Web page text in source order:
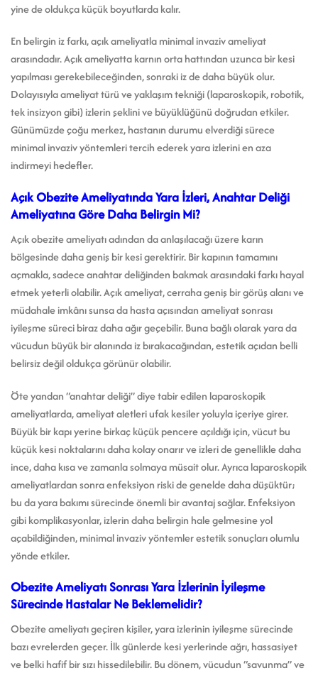
yine de oldukça küçük boyutlarda kalır.
En belirgin iz farkı, açık ameliyatla minimal invaziv ameliyat
arasındadır. Açık ameliyatta karnın orta hattından uzunca bir kesi
yapılması gerekebileceğinden, sonraki iz de daha büyük olur.
Dolayısıyla ameliyat türü ve yaklaşım tekniği (laparoskopik, robotik,
tek insizyon gibi) izlerin şeklini ve büyüklüğünü doğrudan etkiler.
Günümüzde çoğu merkez, hastanın durumu elverdiği sürece
minimal invaziv yöntemleri tercih ederek yara izlerini en aza
indirmeyi hedefler.
Açık Obezite Ameliyatında Yara İzleri, Anahtar Deliği
Ameliyatına Göre Daha Belirgin Mi?
Açık obezite ameliyatı adından da anlaşılacağı üzere karın
bölgesinde daha geniş bir kesi gerektirir. Bir kapının tamamını
açmakla, sadece anahtar deliğinden bakmak arasındaki farkı hayal
etmek yeterli olabilir. Açık ameliyat, cerraha geniş bir görüş alanı ve
müdahale imkânı sunsa da hasta açısından ameliyat sonrası
iyileşme süreci biraz daha ağır geçebilir. Buna bağlı olarak yara da
vücudun büyük bir alanında iz bırakacağından, estetik açıdan belli
belirsiz değil oldukça görünür olabilir.
Öte yandan “anahtar deliği” diye tabir edilen laparoskopik
ameliyatlarda, ameliyat aletleri ufak kesiler yoluyla içeriye girer.
Büyük bir kapı yerine birkaç küçük pencere açıldığı için, vücut bu
küçük kesi noktalarını daha kolay onarır ve izleri de genellikle daha
ince, daha kısa ve zamanla solmaya müsait olur. Ayrıca laparoskopik
ameliyatlardan sonra enfeksiyon riski de genelde daha düşüktür;
bu da yara bakımı sürecinde önemli bir avantaj sağlar. Enfeksiyon
gibi komplikasyonlar, izlerin daha belirgin hale gelmesine yol
açabildiğinden, minimal invaziv yöntemler estetik sonuçları olumlu
yönde etkiler.
Obezite Ameliyatı Sonrası Yara İzlerinin İyileşme
Sürecinde Hastalar Ne Beklemelidir?
Obezite ameliyatı geçiren kişiler, yara izlerinin iyileşme sürecinde
bazı evrelerden geçer. İlk günlerde kesi yerlerinde ağrı, hassasiyet
ve belki hafif bir sızı hissedilebilir. Bu dönem, vücudun “savunma” ve